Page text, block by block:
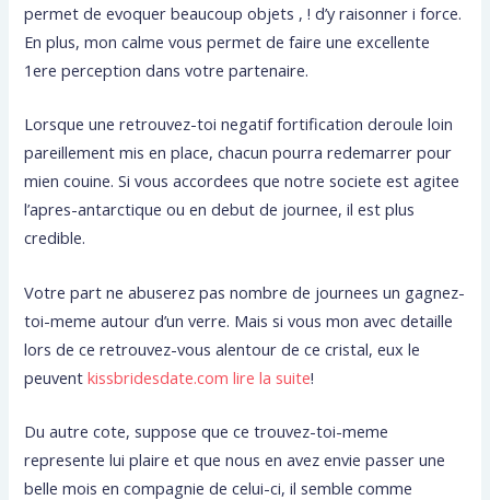
permet de evoquer beaucoup objets , ! d’y raisonner i force.
En plus, mon calme vous permet de faire une excellente
1ere perception dans votre partenaire.
Lorsque une retrouvez-toi negatif fortification deroule loin
pareillement mis en place, chacun pourra redemarrer pour
mien couine. Si vous accordees que notre societe est agitee
l’apres-antarctique ou en debut de journee, il est plus
credible.
Votre part ne abuserez pas nombre de journees un gagnez-
toi-meme autour d’un verre. Mais si vous mon avec detaille
lors de ce retrouvez-vous alentour de ce cristal, eux le
peuventkissbridesdate.com lire la suite!
Du autre cote, suppose que ce trouvez-toi-meme
represente lui plaire et que nous en avez envie passer une
belle mois en compagnie de celui-ci, il semble comme